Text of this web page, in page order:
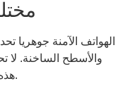
الهواتف الآمنة جوهريا
والأسطح الساخنة. لا
هذه. يمكنهم إشعال المواد القابلة للاشتعال.